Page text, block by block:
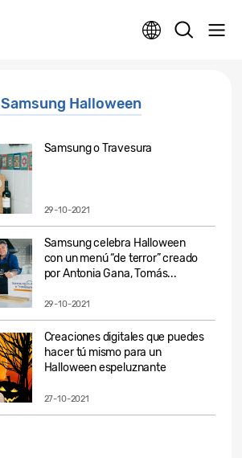
Samsung Halloween
Samsung o Travesura
29-10-2021
Samsung celebra Halloween
con un menú “de terror” creado
por Antonia Gana, Tomás...
29-10-2021
Creaciones digitales que puedes
hacer tú mismo para un
Halloween espeluznante
27-10-2021